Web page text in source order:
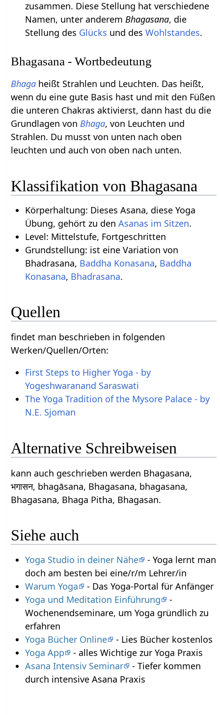
zusammen. Diese Stellung hat verschiedene
Namen, unter anderem Bhagasana, die
Stellung des Glücks und des Wohlstandes.
Bhagasana - Wortbedeutung
Bhaga heißt Strahlen und Leuchten. Das heißt,
wenn du eine gute Basis hast und mit den Füßen
die unteren Chakras aktivierst, dann hast du die
Grundlagen vonBhaga, von Leuchten und
Strahlen. Du musst von unten nach oben
leuchten und auch von oben nach unten.
Klassifikation von Bhagasana
Körperhaltung: Dieses Asana, diese Yoga
Übung, gehört zu den Asanas im Sitzen.
Level: Mittelstufe, Fortgeschritten
Grundstellung: ist eine Variation von
Bhadrasana, Baddha Konasana, Baddha
Konasana, Bhadrasana.
Quellen
findet man beschrieben in folgenden
Werken/Quellen/Orten:
First Steps to Higher Yoga - by
Yogeshwaranand Saraswati
The Yoga Tradition of the Mysore Palace - by
N.E. Sjoman
Alternative Schreibweisen
kann auch geschrieben werden Bhagasana,
भगासन, bhagāsana, Bhagasana, bhagasana,
Bhagasana, Bhaga Pitha, Bhagasan.
Siehe auch
Yoga Studio in deiner Nähe
- Yoga lernt man
doch am besten bei eine/r/m Lehrer/in
Warum Yoga
- Das Yoga-Portal für Anfänger
Yoga und Meditation Einführung
-
Wochenendseminare, um Yoga gründlich zu
erfahren
Yoga Bücher Online
- Lies Bücher kostenlos
Yoga App
- alles Wichtige zur Yoga Praxis
Asana Intensiv Seminar
- Tiefer kommen
durch intensive Asana Praxis